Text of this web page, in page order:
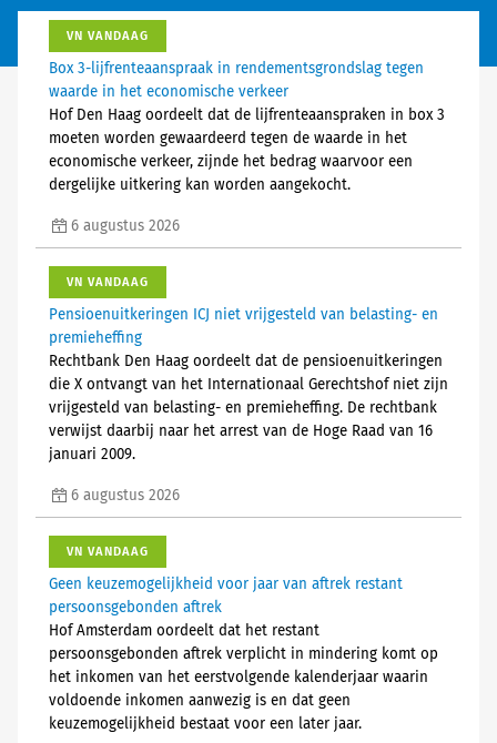
VN VANDAAG
Box 3-lijfrenteaanspraak in rendementsgrondslag tegen
waarde in het economische verkeer
Hof Den Haag oordeelt dat de lijfrenteaanspraken in box 3
moeten worden gewaardeerd tegen de waarde in het
economische verkeer, zijnde het bedrag waarvoor een
dergelijke uitkering kan worden aangekocht.
6 augustus 2026
VN VANDAAG
Pensioenuitkeringen ICJ niet vrijgesteld van belasting- en
premieheffing
Rechtbank Den Haag oordeelt dat de pensioenuitkeringen
die X ontvangt van het Internationaal Gerechtshof niet zijn
vrijgesteld van belasting- en premieheffing. De rechtbank
verwijst daarbij naar het arrest van de Hoge Raad van 16
januari 2009.
6 augustus 2026
VN VANDAAG
Geen keuzemogelijkheid voor jaar van aftrek restant
persoonsgebonden aftrek
Hof Amsterdam oordeelt dat het restant
persoonsgebonden aftrek verplicht in mindering komt op
het inkomen van het eerstvolgende kalenderjaar waarin
voldoende inkomen aanwezig is en dat geen
keuzemogelijkheid bestaat voor een later jaar.